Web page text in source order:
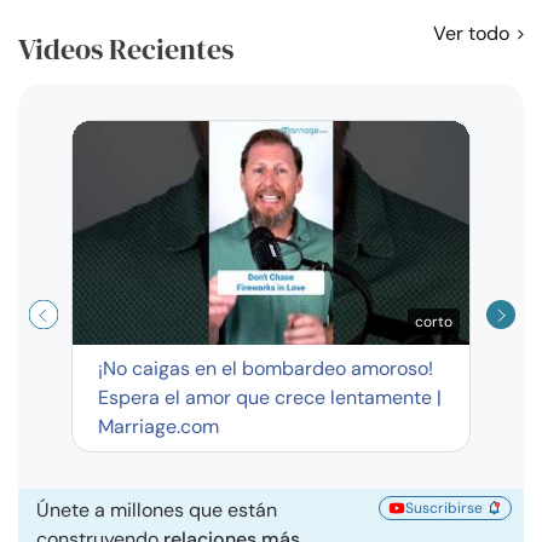
Videos Recientes Ver todo
corto
¡No caigas en el bombardeo amoroso!
Espera el amor que crece lentamente |
Marriage.com
Únete a millones que están
Suscribirse